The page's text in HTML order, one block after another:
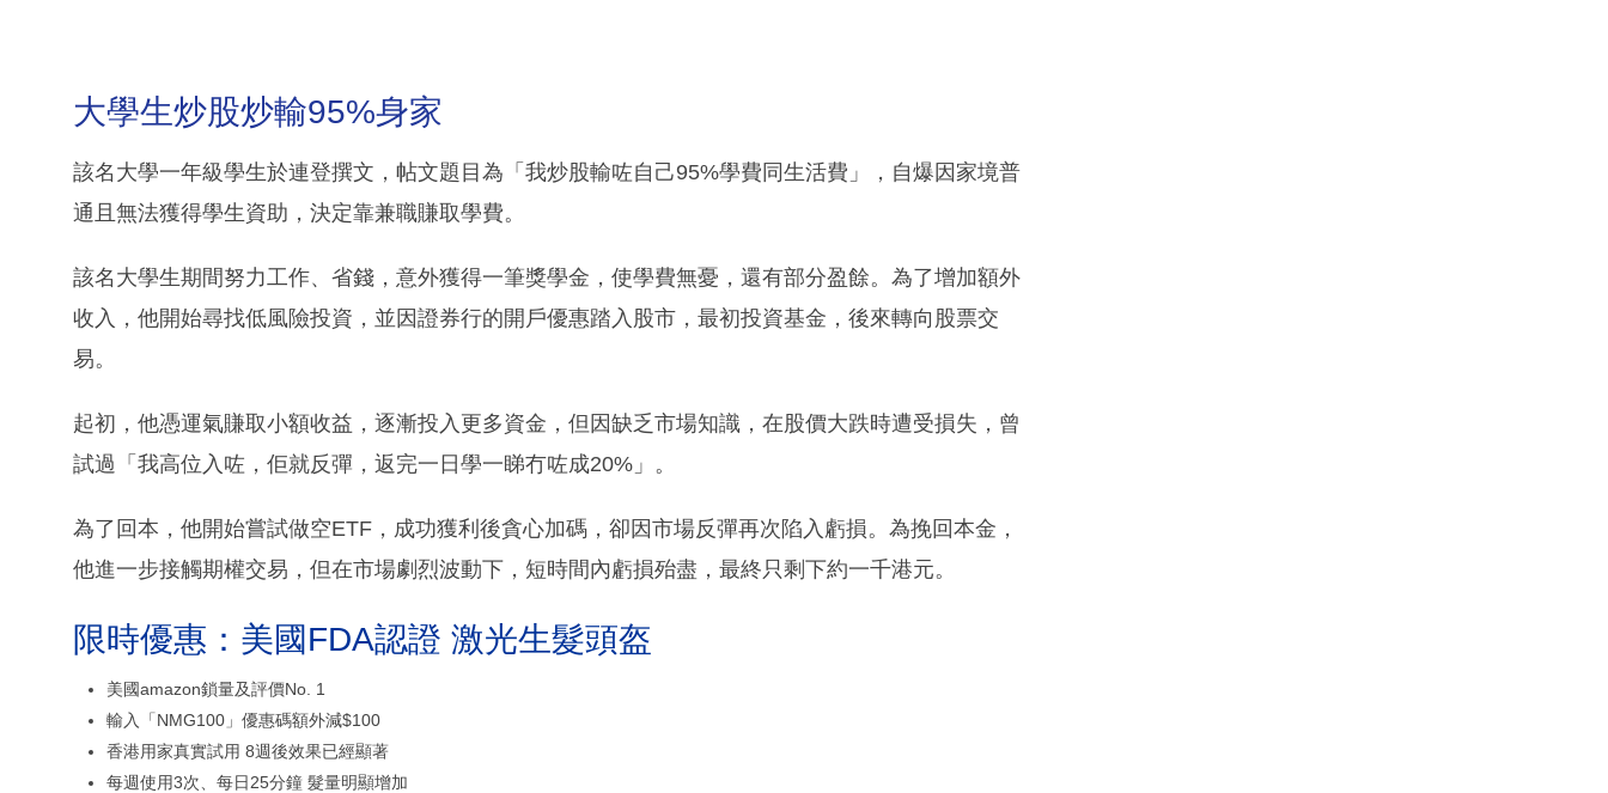
大學生炒股炒輸95%身家
該名大學一年級學生於連登撰文，帖文題目為「我炒股輸咗自己95%學費同生活費」，自爆因家境普
通且無法獲得學生資助，決定靠兼職賺取學費。
該名大學生期間努力工作、省錢，意外獲得一筆獎學金，使學費無憂，還有部分盈餘。為了增加額外
收入，他開始尋找低風險投資，並因證券行的開戶優惠踏入股市，最初投資基金，後來轉向股票交
易。
起初，他憑運氣賺取小額收益，逐漸投入更多資金，但因缺乏市場知識，在股價大跌時遭受損失，曾
試過「我高位入咗，佢就反彈，返完一日學一睇冇咗成20%」。
為了回本，他開始嘗試做空ETF，成功獲利後貪心加碼，卻因市場反彈再次陷入虧損。為挽回本金，
他進一步接觸期權交易，但在市場劇烈波動下，短時間內虧損殆盡，最終只剩下約一千港元。
限時優惠：美國FDA認證 激光生髮頭盔
美國amazon鎖量及評價No. 1
輸入「NMG100」優惠碼額外減$100
香港用家真實試用 8週後效果已經顯著
每週使用3次、每日25分鐘 髮量明顯增加